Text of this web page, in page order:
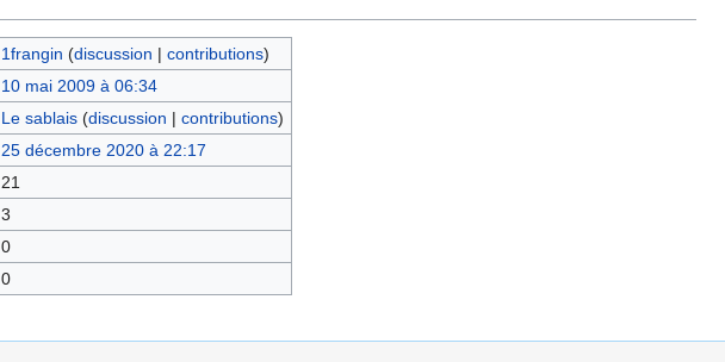
1frangin (discussion | contributions)
10 mai 2009 à 06:34
Le sablais (discussion | contributions)
25 décembre 2020 à 22:17
21
3
0
0